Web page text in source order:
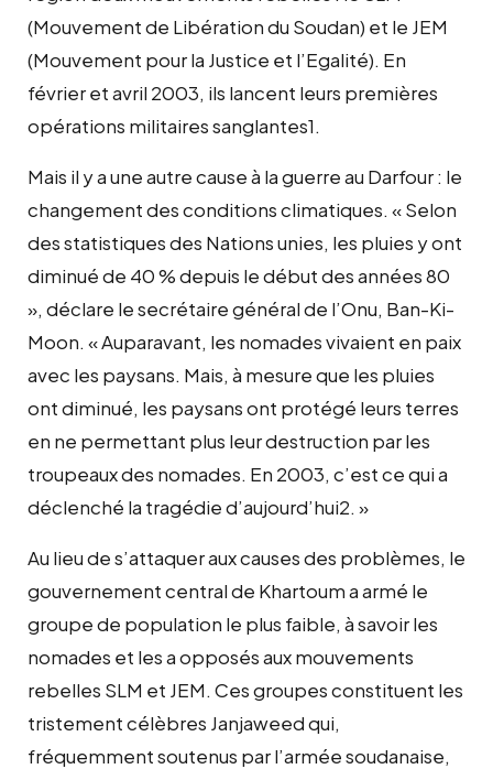
(Mouvement de Libération du Soudan) et le JEM
(Mouvement pour la Justice et l’Egalité). En
février et avril 2003, ils lancent leurs premières
opérations militaires sanglantes1.
Mais il y a une autre cause à la guerre au Darfour : le
changement des conditions climatiques. « Selon
des statistiques des Nations unies, les pluies y ont
diminué de 40 % depuis le début des années 80
», déclare le secrétaire général de l’Onu, Ban-Ki-
Moon. « Auparavant, les nomades vivaient en paix
avec les paysans. Mais, à mesure que les pluies
ont diminué, les paysans ont protégé leurs terres
en ne permettant plus leur destruction par les
troupeaux des nomades. En 2003, c’est ce qui a
déclenché la tragédie d’aujourd’hui2. »
Au lieu de s’attaquer aux causes des problèmes, le
gouvernement central de Khartoum a armé le
groupe de population le plus faible, à savoir les
nomades et les a opposés aux mouvements
rebelles SLM et JEM. Ces groupes constituent les
tristement célèbres Janjaweed qui,
fréquemment soutenus par l’armée soudanaise,